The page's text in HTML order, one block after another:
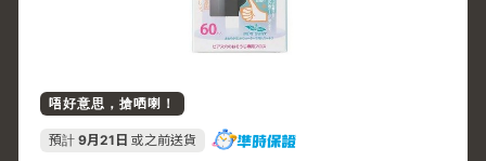
唔好意思，搶哂喇！
預計 9月21日 或之前送貨